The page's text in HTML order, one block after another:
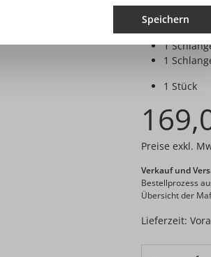
1
1
1
1
1 Stück
Preise exkl.
Verkauf und
Bestellprozess
Übersicht der
Lieferzeit:
Speichern